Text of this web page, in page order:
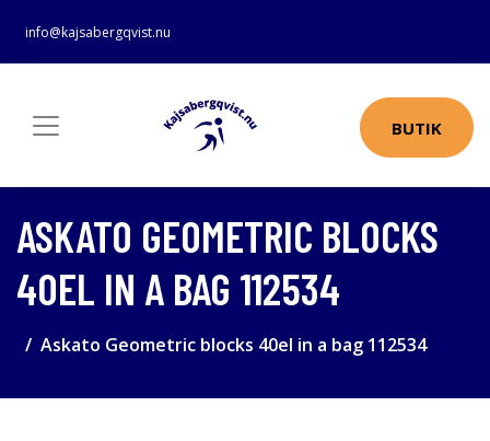
info@kajsabergqvist.nu
BUTIK
ASKATO GEOMETRIC BLOCKS
40EL IN A BAG 112534
Askato Geometric blocks 40el in a bag 112534